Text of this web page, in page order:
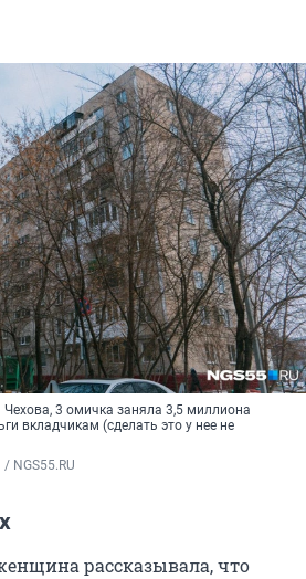
3 омичка заняла 3,5 миллиона
вкладчикам (сделать это у нее не
NGS55.RU
рассказывала, что